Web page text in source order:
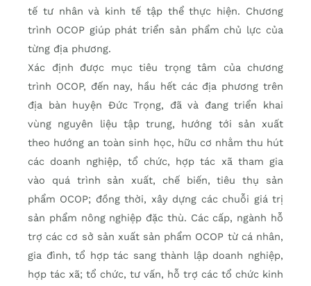
tế tư nhân và kinh tế tập thể thực hiện. Chương
trình OCOP giúp phát triển sản phẩm chủ lực của
từng địa phương.
Xác định được mục tiêu trọng tâm của chương
trình OCOP, đến nay, hầu hết các địa phương trên
địa bàn huyện Đức Trọng, đã và đang triển khai
vùng nguyên liệu tập trung, hướng tới sản xuất
theo hướng an toàn sinh học, hữu cơ nhằm thu hút
các doanh nghiệp, tổ chức, hợp tác xã tham gia
vào quá trình sản xuất, chế biến, tiêu thụ sản
phẩm OCOP; đồng thời, xây dựng các chuỗi giá trị
sản phẩm nông nghiệp đặc thù. Các cấp, ngành hỗ
trợ các cơ sở sản xuất sản phẩm OCOP từ cá nhân,
gia đình, tổ hợp tác sang thành lập doanh nghiệp,
hợp tác xã; tổ chức, tư vấn, hỗ trợ các tổ chức kinh